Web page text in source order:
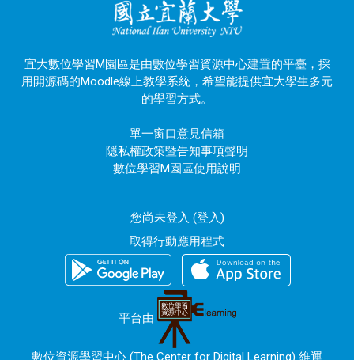
宜大數位學習M園區是由數位學習資源中心建置的平臺，採
用開源碼的Moodle線上教學系統，希望能提供宜大學生多元
的學習方式。
單一窗口意見信箱
隱私權政策暨告知事項聲明
數位學習M園區使用說明
您尚未登入 (登入)
取得行動應用程式
平台由
數位資源學習中心 (The Center for Digital Learning) 維運